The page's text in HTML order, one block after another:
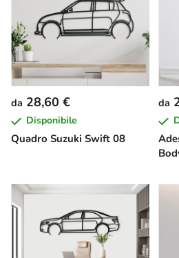
Quadro Suzuki Swift 08
da 28,60 €
Disponibile
da